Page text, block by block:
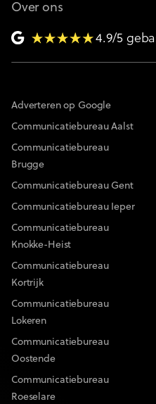
Over ons
4.9/5
Adverteren op Google
Communicatiebureau Aalst
Communicatiebureau
Brugge
Communicatiebureau Gent
Communicatiebureau Ieper
Communicatiebureau
Knokke-Heist
Communicatiebureau
Kortrijk
Communicatiebureau
Lokeren
Communicatiebureau
Oostende
Communicatiebureau
Roeselare